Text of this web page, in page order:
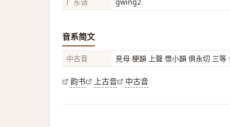
音系简文
中古音 見母 梗韻 上聲 憬小韻 俱永切 三等
韵书 上古音 中古音